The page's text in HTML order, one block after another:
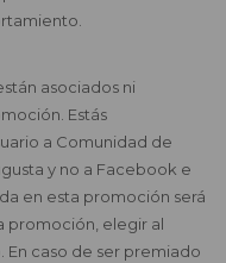
asociados ni
Estás
a Comunidad de
y no a Facebook e
en esta promoción será
promoción, elegir al
En caso de ser premiado